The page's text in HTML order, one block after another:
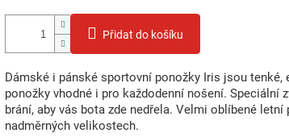
Přidat do košíku
Dámské i pánské sportovní ponožky Iris jsou tenké,
ponožky vhodné i pro každodenní nošení. Speciální
brání, aby vás bota zde nedřela. Velmi oblíbené
nadměrných velikostech.